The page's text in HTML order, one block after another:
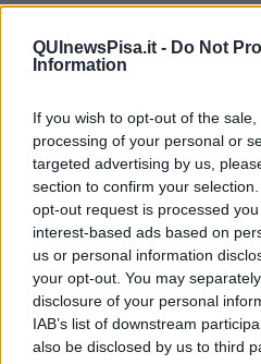
QUInewsPisa.it - Do Not
Information
If you wish to opt-out of the
processing of your personal or
targeted advertising by us,
section to confirm your
opt-out request is processed
interest-based ads based on
us or personal information
your opt-out. You may
disclosure of your personal
IAB’s list of downstream
also be disclosed by us to third
L'ispezione nel laboratorio da
amministrative per 2mila euro
PISA —Un controllo svolto dai
sospensione immediata di una
decisa dal personale dell'unità di
Toscana nord ovest.
Durante l'ispezione nel
laboratorio
hanno riportato la presenza di
attrezzature, oltre a ragnatele,
stato di decomposizione in una